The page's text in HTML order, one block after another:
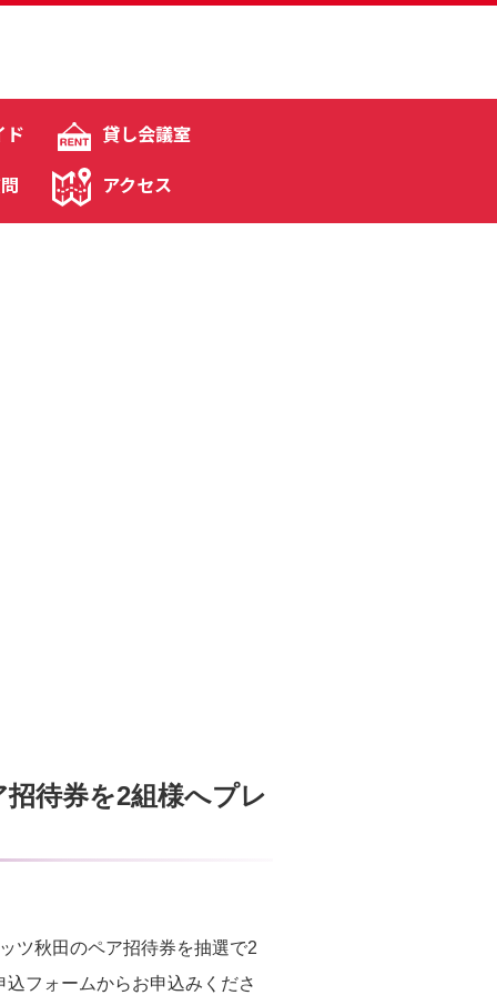
ド
貸し会議室
アクセス
招待券を2組様へプレ
ツ秋田のペア招待券を抽選で2
フォームからお申込みくださ